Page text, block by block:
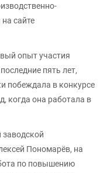
сайте
опыт участия
пять лет,
побеждала в конкурсе
когда она работала в
заводской
Пономарёв, на
по повышению